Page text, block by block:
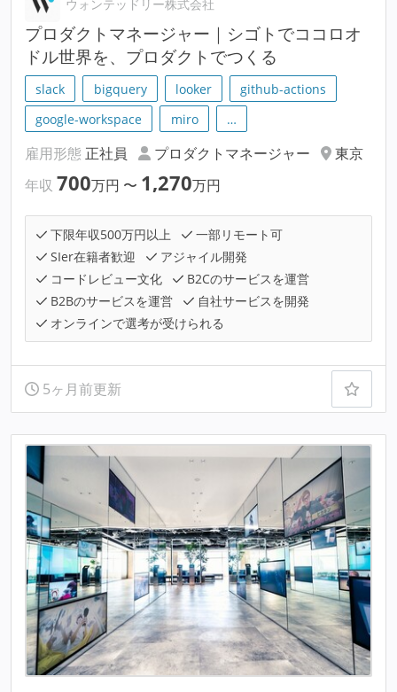
ウォンテッドリー株式会社
プロダクトマネージャー｜シゴトでココロオ
ドル世界を、プロダクトでつくる
slack bigquery looker
github-actions
google-workspace
miro …
雇用形態 正社員 プロダクトマネージャー
東京
年収 700万円 〜 1,270万円
下限年収500万円以上
一部リモート可
SIer在籍者歓迎
アジャイル開発
コードレビュー文化
B2Cのサービスを運営
B2Bのサービスを運営
自社サービスを開発
オンラインで選考が受けられる
5ヶ月前更新